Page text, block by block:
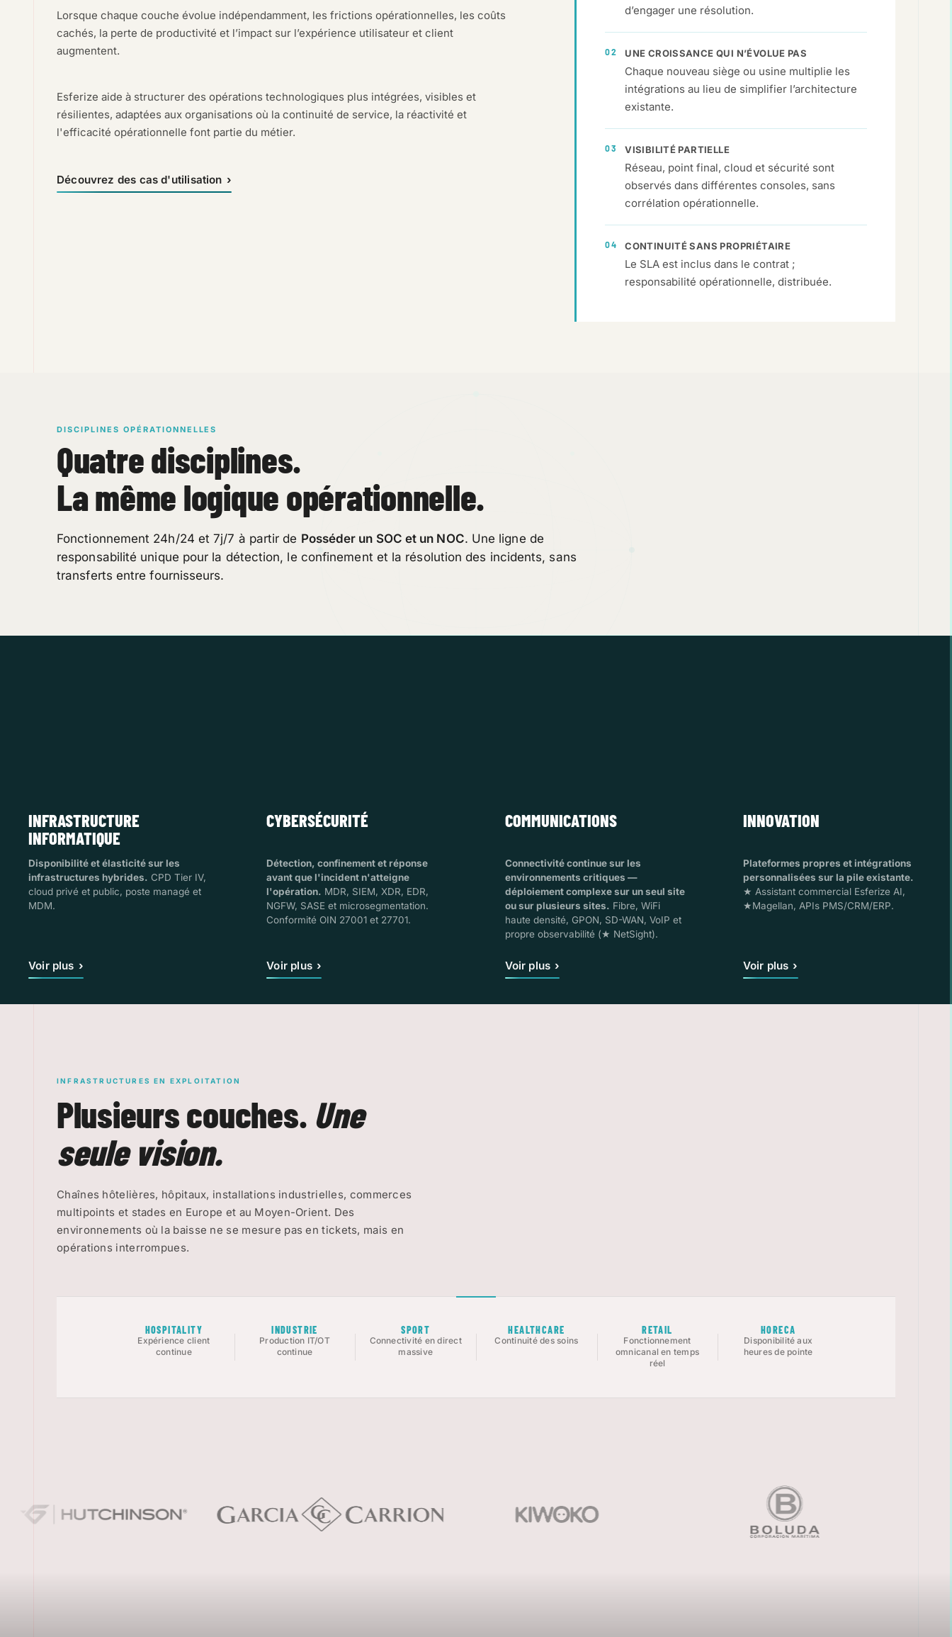
Lorsque chaque couche évolue indépendamment, les frictions opérationnelles, les coûts
cachés, la perte de productivité et l’impact sur l’expérience utilisateur et client
augmentent.
Esferize aide à structurer des opérations technologiques plus intégrées, visibles et
résilientes, adaptées aux organisations où la continuité de service, la réactivité et
l'efficacité opérationnelle font partie du métier.
Découvrez des cas d'utilisation
d’engager une résolution.
02 UNE CROISSANCE QUI N’ÉVOLUE PAS
Chaque nouveau siège ou usine multiplie les
intégrations au lieu de simplifier l’architecture
existante.
03 VISIBILITÉ PARTIELLE
Réseau, point final, cloud et sécurité sont
observés dans différentes consoles, sans
corrélation opérationnelle.
04 CONTINUITÉ SANS PROPRIÉTAIRE
Le SLA est inclus dans le contrat ;
responsabilité opérationnelle, distribuée.
DISCIPLINES OPÉRATIONNELLES
Quatre disciplines.
La même logique opérationnelle.
Fonctionnement 24h/24 et 7j/7 à partir de Posséder un SOC et un NOC. Une ligne de
responsabilité unique pour la détection, le confinement et la résolution des incidents, sans
transferts entre fournisseurs.
INFRASTRUCTURE
INFORMATIQUE
Disponibilité et élasticité sur les
infrastructures hybrides. CPD Tier IV,
cloud privé et public, poste managé et
MDM.
Voir plus
CYBERSÉCURITÉ
Détection, confinement et réponse
avant que l'incident n'atteigne
l'opération. MDR, SIEM, XDR, EDR,
NGFW, SASE et microsegmentation.
Conformité OIN 27001 et 27701.
Voir plus
COMMUNICATIONS
Connectivité continue sur les
environnements critiques —
déploiement complexe sur un seul site
ou sur plusieurs sites. Fibre, WiFi
haute densité, GPON, SD-WAN, VoIP et
propre observabilité (★ NetSight).
Voir plus
INNOVATION
Plateformes propres et intégrations
personnalisées sur la pile existante.
★ Assistant commercial Esferize AI,
★Magellan, APIs PMS/CRM/ERP.
Voir plus
INFRASTRUCTURES EN EXPLOITATION
Plusieurs couches. Une
seule vision.
Chaînes hôtelières, hôpitaux, installations industrielles, commerces
multipoints et stades en Europe et au Moyen-Orient. Des
environnements où la baisse ne se mesure pas en tickets, mais en
opérations interrompues.
HOSPITALITY
Expérience client
continue
INDUSTRIE
Production IT/OT
continue
SPORT
Connectivité en direct
massive
HEALTHCARE
Continuité des soins
RETAIL
Fonctionnement
omnicanal en temps
réel
HORECA
Disponibilité aux
heures de pointe